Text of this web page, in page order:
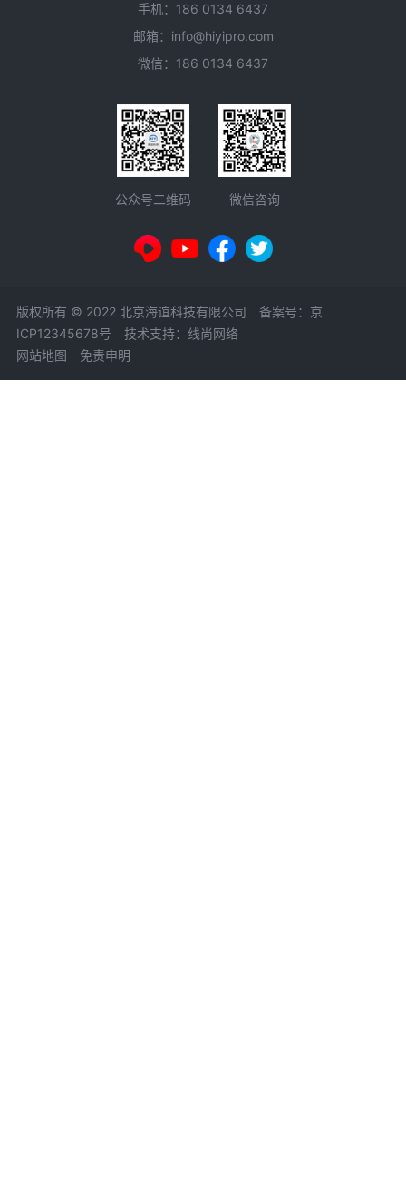
手机：186 0134 6437
邮箱：info@hiyipro.com
微信：186 0134 6437
公众号二维码 微信咨询
版权所有 © 2022 北京海谊科技有限公司 备案号： 京
ICP12345678号
技术支持：线尚网络
网站地图
免责申明